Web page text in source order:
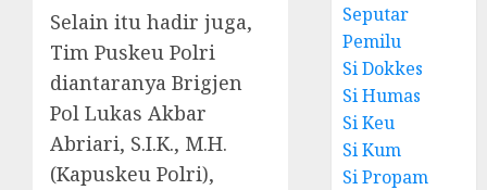
Selain itu hadir juga,
Tim Puskeu Polri
diantaranya Brigjen
Pol Lukas Akbar
Abriari, S.I.K., M.H.
(Kapuskeu Polri),
Seputar
Pemilu
Si Dokkes
Si Humas
Si Keu
Si Kum
Si Propam